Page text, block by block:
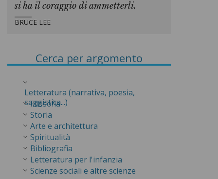
si ha il coraggio di ammetterli.
BRUCE LEE
Cerca per argomento
Letteratura (narrativa, poesia,
saggistica...)
Filosofia
Storia
Arte e architettura
Spiritualità
Bibliografia
Letteratura per l'infanzia
Scienze sociali e altre scienze